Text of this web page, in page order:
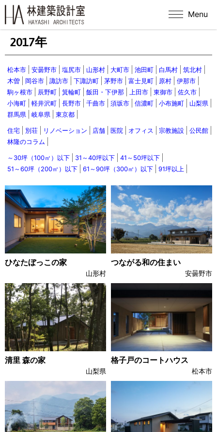
Menu
2017年
松本市 安曇野市 塩尻市 山形村 大町市 池田町 白馬村
筑北村
木曽
岡谷市 諏訪市 下諏訪町 茅野市 富士見町 原村
伊那市
駒ヶ根市
辰野町 箕輪町 飯田・下伊那 上田市 東御市
佐久市
小海町
軽井沢町 長野市 千曲市 須坂市 信濃町 小布施町
山梨県
群馬県
岐阜県 東京都
住宅 別荘 リノベーション 店舗 医院 オフィス 宗教施設
公民館
林隆のコラム
～30坪（100㎡）以下 31～40坪以下
41～50坪以下
51～60坪（200㎡）以下
61～90坪（300㎡）以下 91坪以上
ひなたぼっこの家
山形村
つながる和の住まい
安曇野市
清里 森の家
山梨県
格子戸のコートハウス
松本市